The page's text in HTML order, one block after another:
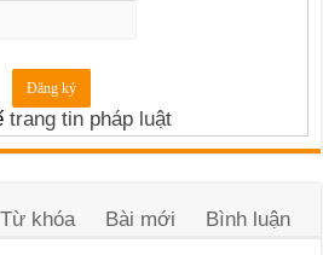
trang tin pháp luật
Từ khóa Bài mới Bình luận